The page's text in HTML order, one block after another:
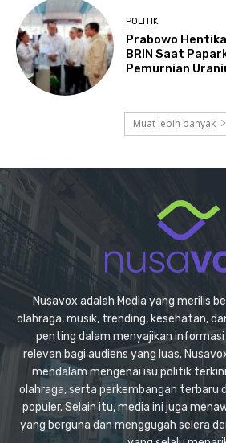
POLITIK
Prabowo
BRIN Saat
Pemurnian
Muat lebih banyak
Nusavox adalah Media yang merilis
olahraga, musik, trending, kesehatan,
penting dalam menyajikan
relevan bagi audiens yang luas.
mendalam mengenai isu politik
olahraga, serta perkembangan terbaru
populer. Selain itu, media ini juga
yang berguna dan menggugah selera